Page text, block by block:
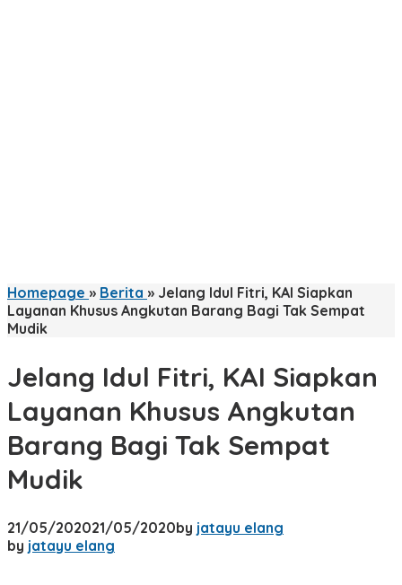
Homepage » Berita » Jelang Idul Fitri, KAI Siapkan
Layanan Khusus Angkutan Barang Bagi Tak Sempat
Mudik
Jelang Idul Fitri, KAI Siapkan
Layanan Khusus Angkutan
Barang Bagi Tak Sempat
Mudik
21/05/202021/05/2020by jatayu elang
by jatayu elang